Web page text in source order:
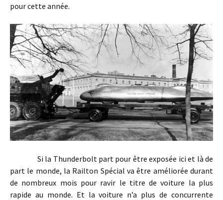
pour cette année.
Si la Thunderbolt part pour être exposée ici et là de
part le monde, la Railton Spécial va être améliorée durant
de nombreux mois pour ravir le titre de voiture la plus
rapide au monde. Et la voiture n’a plus de concurrente